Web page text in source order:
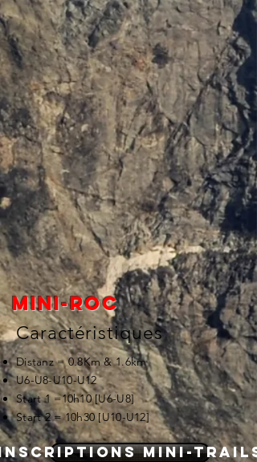
Mini-roc
Caractéristiques
Distanz = 0.8Km & 1.6km
U6-U8-U10-U12
Start 1 =10h10 [U6-U8]
Start 2 = 10h30 [U10-U12]
mini-trails